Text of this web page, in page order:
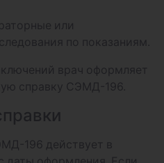
или
по показаниям.
врач оформляет
справку СЭМД-196.
196 действует в